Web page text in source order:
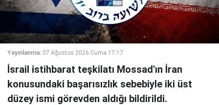
Yayınlanma: 07 Ağustos 2026 Cuma 17:17
İsrail istihbarat teşkilatı Mossad'ın İran
konusundaki başarısızlık sebebiyle iki üst
düzey ismi görevden aldığı bildirildi.